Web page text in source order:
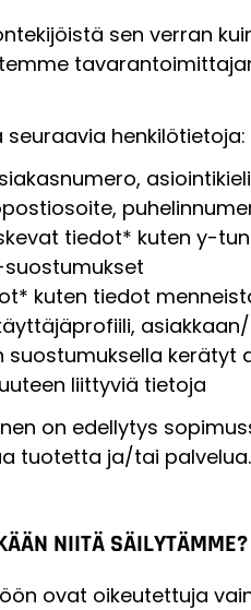
sen verran
henkilötietoja:
asiointikieli
tiedot* kuten y-
kuten tiedot
liittyviä tietoja
on edellytys
tuotetta ja/tai palvelua.
NIITÄ SÄILYTÄMME?
ovat oikeutettuja